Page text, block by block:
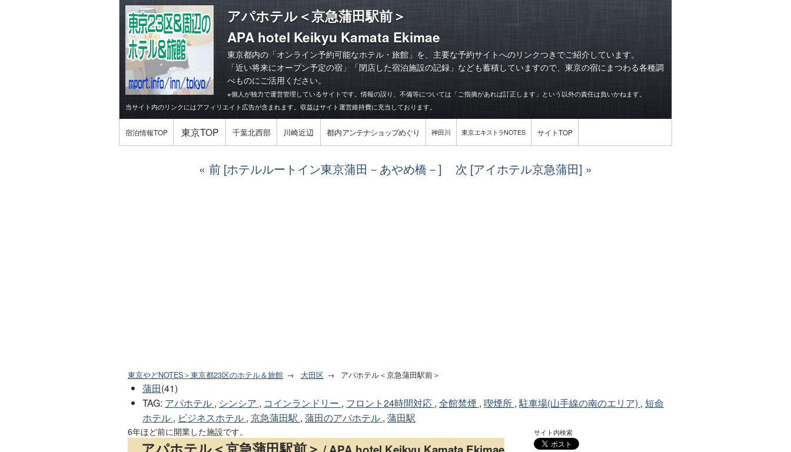
アパホテル＜京急蒲田駅前＞
APA hotel Keikyu Kamata Ekimae
東京都内の「オンライン予約可能なホテル・旅館」を、主要な予約サイトへのリンクつきでご紹介しています。
「近い将来にオープン予定の宿」「閉店した宿泊施設の記録」なども蓄積していますので、東京の宿にまつわる各種調
べものにご活用ください。
※個人が独力で運営管理しているサイトです。情報の誤り、不備等については「ご指摘があれば訂正します」という以外の責任は負いかねます。
当サイト内のリンクにはアフィリエイト広告が含まれます。収益はサイト運営維持費に充当しております。
宿泊情報TOP 東京TOP 千葉北西部 川崎近辺 都内アンテナショップめぐり 神田川 東京エキストラNOTES サイトTOP
前 [ホテルルートイン東京蒲田－あやめ橋－] 次 [アイホテル京急蒲田]
東京やどNOTES＞東京都23区のホテル＆旅館 大田区 アパホテル＜京急蒲田駅前＞
蒲田(41)
TAG: アパホテル , シンシア , コインランドリー , フロント24時間対応 , 全館禁煙 , 喫煙所 , 駐車場(山手線の南のエリア) , 短命
ホテル , ビジネスホテル , 京急蒲田駅 , 蒲田のアパホテル , 蒲田駅
6年ほど前に開業した施設です。 サイト内検索